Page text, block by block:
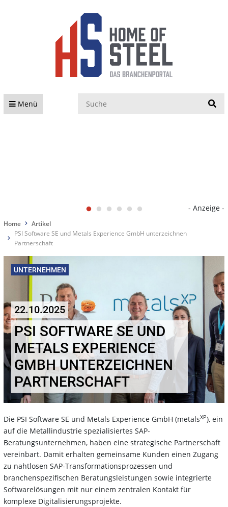
Menü
- Anzeige -
Home
Artikel
PSI Software SE und Metals Experience GmbH unterzeichnen
Partnerschaft
UNTERNEHMEN
22.10.2025
PSI SOFTWARE SE UND
METALS EXPERIENCE
GMBH UNTERZEICHNEN
PARTNERSCHAFT
Die PSI Software SE und Metals Experience GmbH (metalsXP), ein
auf die Metallindustrie spezialisiertes SAP-
Beratungsunternehmen, haben eine strategische Partnerschaft
vereinbart. Damit erhalten gemeinsame Kunden einen Zugang
zu nahtlosen SAP-Transformationsprozessen und
branchenspezifischen Beratungsleistungen sowie integrierte
Softwarelösungen mit nur einem zentralen Kontakt für
komplexe Digitalisierungsprojekte.